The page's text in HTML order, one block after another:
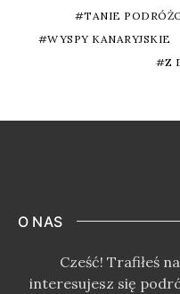
TANIE
WYSPY KANARYJSKIE
Z
O NAS
Cześć! Trafiłeś
interesujesz się